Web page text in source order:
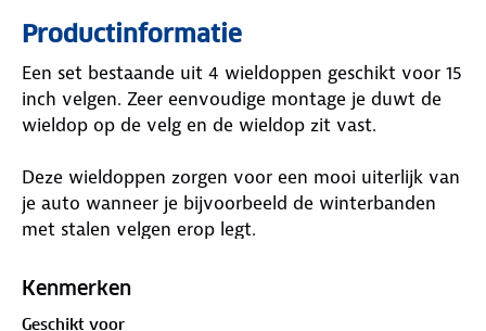
Productinformatie
Een set bestaande uit 4 wieldoppen geschikt voor 15
inch velgen. Zeer eenvoudige montage je duwt de
wieldop op de velg en de wieldop zit vast.
Deze wieldoppen zorgen voor een mooi uiterlijk van
je auto wanneer je bijvoorbeeld de winterbanden
met stalen velgen erop legt.
Kenmerken
Kenmerken
Geschikt voor